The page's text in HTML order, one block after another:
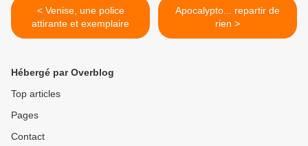
< Venise, une police
attirante et exemplaire
Apocalypto... repartir de
rien >
Hébergé par Overblog
Top articles
Pages
Contact